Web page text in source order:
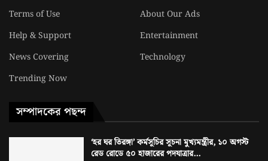
Terms of Use
About Our Ads
Help & Support
Entertainment
News Covering
Technology
Trending Now
সম্পাদকের পছন্দ
‘হর ঘর তিরঙ্গা’ কর্মসূচির সূচনা মুখ্যমন্ত্রীর, ১০ অগস্ট
রেড রোডে ৫০ হাজারের পদযাত্রার...